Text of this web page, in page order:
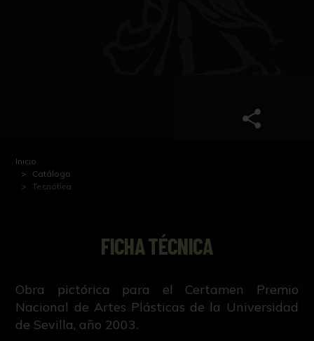
Inicio
Catálogo
Tecnótica
FICHA TÉCNICA
Obra pictórica para el Certamen Premio
Nacional de Artes Plásticas de la Universidad
de Sevilla, año 2003.